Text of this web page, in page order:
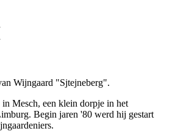
Wijngaard "Sjtejneberg".
Mesch, een klein dorpje in het
Begin jaren '80 werd hij gestart